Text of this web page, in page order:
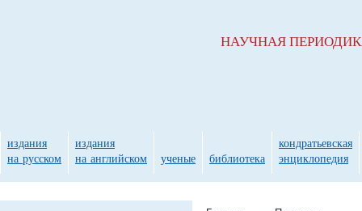
НАУЧНАЯ
издания
на русском
издания
на английском
ученые библиотека
кондратьевская
энциклопедия